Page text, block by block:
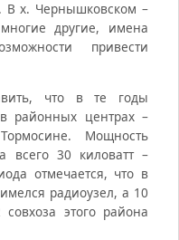
В х. Чернышковском –
другие, имена
привести
что в те годы
районных центрах –
Мощность
всего 30 киловатт –
отмечается, что в
радиоузел, а 10
этого района